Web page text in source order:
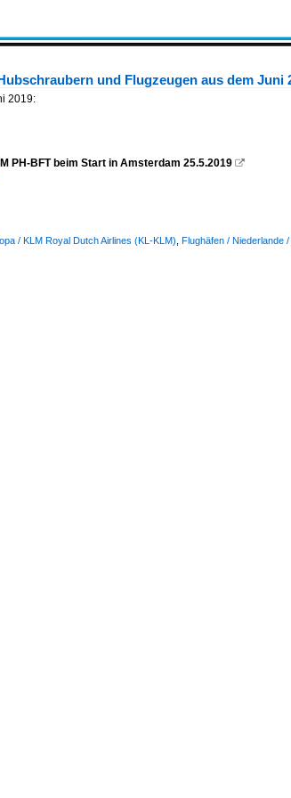
und Flugzeugen aus dem Juni
2019:
PH-BFT beim Start in Amsterdam 25.5.2019 
/ KLM Royal Dutch Airlines (KL-KLM) Flughäfen / Niederlande